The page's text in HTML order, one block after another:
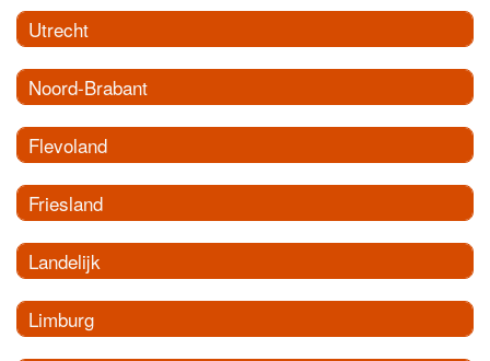
Utrecht
Noord-Brabant
Flevoland
Friesland
Landelijk
Limburg